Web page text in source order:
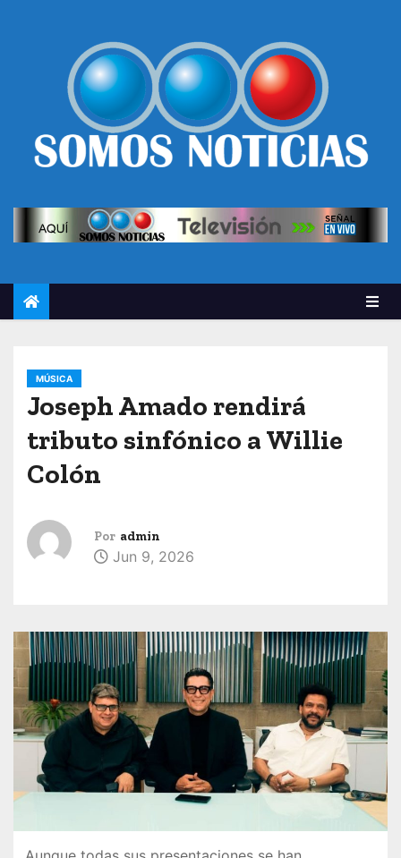
MÚSICA
Joseph Amado rendirá
tributo sinfónico a Willie
Colón
Por admin
Jun 9, 2026